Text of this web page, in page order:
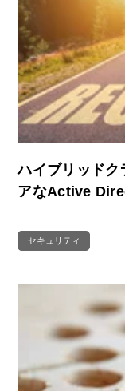
ハイブリッドク
アなActive
セキュリティ